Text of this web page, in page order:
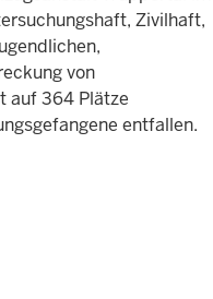
Zivilhaft,
von
auf 364 Plätze
entfallen.